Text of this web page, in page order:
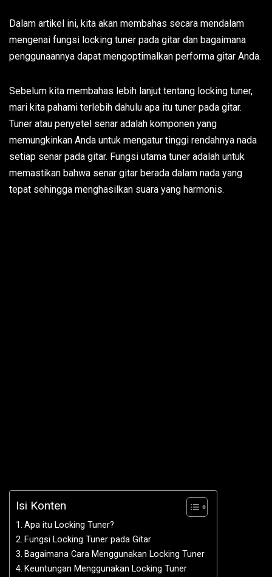
Dalam artikel ini, kita akan membahas secara mendalam
mengenai fungsi locking tuner pada gitar dan bagaimana
penggunaannya dapat mengoptimalkan performa gitar Anda.
Sebelum kita membahas lebih lanjut tentang locking tuner,
mari kita pahami terlebih dahulu apa itu tuner pada gitar.
Tuner atau penyetel senar adalah komponen yang
memungkinkan Anda untuk mengatur tinggi rendahnya nada
setiap senar pada gitar. Fungsi utama tuner adalah untuk
memastikan bahwa senar gitar berada dalam nada yang
tepat sehingga menghasilkan suara yang harmonis.
Isi Konten
Apa itu Locking Tuner?
Fungsi Locking Tuner pada Gitar
Bagaimana Cara Menggunakan Locking Tuner
Keuntungan Menggunakan Locking Tuner